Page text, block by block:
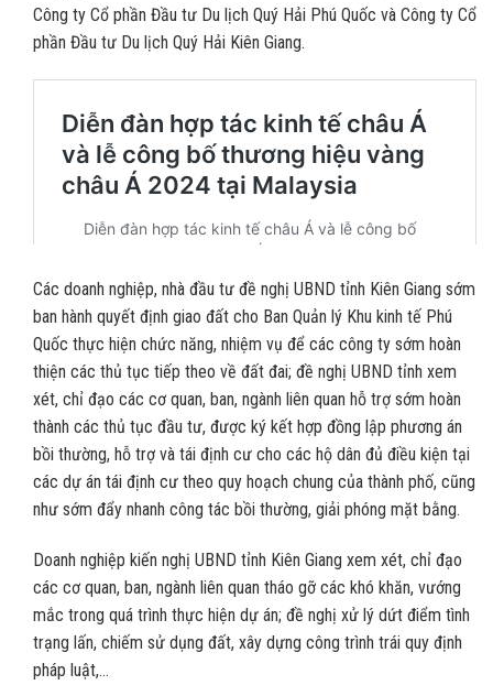
Công ty Cổ phần Đầu tư Du lịch Quý Hải Phú Quốc và Công ty Cổ
phần Đầu tư Du lịch Quý Hải Kiên Giang.
Các doanh nghiệp, nhà đầu tư đề nghị UBND tỉnh Kiên Giang sớm
ban hành quyết định giao đất cho Ban Quản lý Khu kinh tế Phú
Quốc thực hiện chức năng, nhiệm vụ để các công ty sớm hoàn
thiện các thủ tục tiếp theo về đất đai; đề nghị UBND tỉnh xem
xét, chỉ đạo các cơ quan, ban, ngành liên quan hỗ trợ sớm hoàn
thành các thủ tục đầu tư, được ký kết hợp đồng lập phương án
bồi thường, hỗ trợ và tái định cư cho các hộ dân đủ điều kiện tại
các dự án tái định cư theo quy hoạch chung của thành phố, cũng
như sớm đẩy nhanh công tác bồi thường, giải phóng mặt bằng.
Doanh nghiệp kiến nghị UBND tỉnh Kiên Giang xem xét, chỉ đạo
các cơ quan, ban, ngành liên quan tháo gỡ các khó khăn, vướng
mắc trong quá trình thực hiện dự án; đề nghị xử lý dứt điểm tình
trạng lấn, chiếm sử dụng đất, xây dựng công trình trái quy định
pháp luật,…